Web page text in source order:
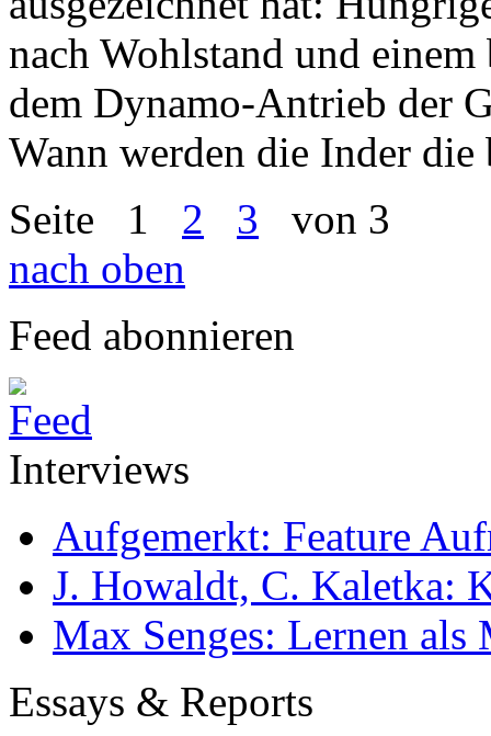
nach Wohlstand und
dem Dynamo-Antrieb der
Wann werden die Inder die
Seite 1 2 3 von 3
nach oben
Feed abonnieren
Interviews
Aufgemerkt: Feature
J. Howaldt, C. Kaletka:
Max Senges: Lernen als
Essays & Reports